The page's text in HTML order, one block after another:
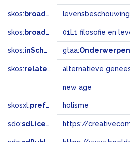
skos: broader
skos: broadMatch
skos:inScheme gtaa:Onderwerpen
skos:related alternatieve
new age
skosxl:prefLabel holisme
sdo:sdLicense